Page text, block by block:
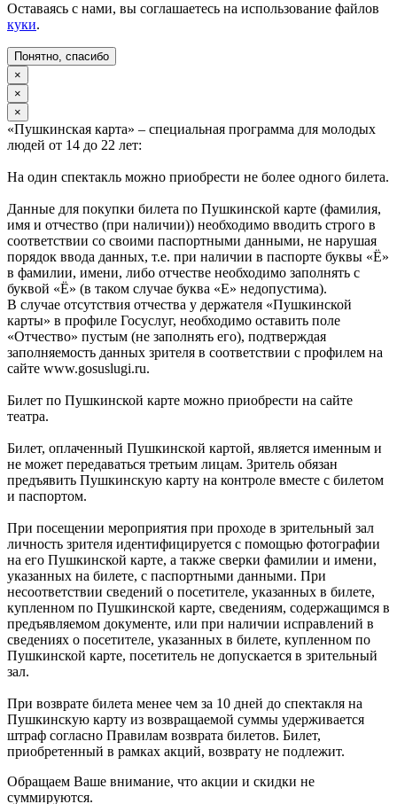
Оставаясь с нами, вы соглашаетесь на использование файлов
куки.
Понятно, спасибо
×
×
×
«Пушкинская карта» – специальная программа для молодых
людей от 14 до 22 лет:
На один спектакль можно приобрести не более одного билета.
Данные для покупки билета по Пушкинской карте (фамилия,
имя и отчество (при наличии)) необходимо вводить строго в
соответствии со своими паспортными данными, не нарушая
порядок ввода данных, т.е. при наличии в паспорте буквы «Ё»
в фамилии, имени, либо отчестве необходимо заполнять с
буквой «Ё» (в таком случае буква «Е» недопустима).
В случае отсутствия отчества у держателя «Пушкинской
карты» в профиле Госуслуг, необходимо оставить поле
«Отчество» пустым (не заполнять его), подтверждая
заполняемость данных зрителя в соответствии с профилем на
сайте www.gosuslugi.ru.
Билет по Пушкинской карте можно приобрести на сайте
театра.
Билет, оплаченный Пушкинской картой, является именным и
не может передаваться третьим лицам. Зритель обязан
предъявить Пушкинскую карту на контроле вместе с билетом
и паспортом.
При посещении мероприятия при проходе в зрительный зал
личность зрителя идентифицируется с помощью фотографии
на его Пушкинской карте, а также сверки фамилии и имени,
указанных на билете, с паспортными данными. При
несоответствии сведений о посетителе, указанных в билете,
купленном по Пушкинской карте, сведениям, содержащимся в
предъявляемом документе, или при наличии исправлений в
сведениях о посетителе, указанных в билете, купленном по
Пушкинской карте, посетитель не допускается в зрительный
зал.
При возврате билета менее чем за 10 дней до спектакля на
Пушкинскую карту из возвращаемой суммы удерживается
штраф согласно Правилам возврата билетов. Билет,
приобретенный в рамках акций, возврату не подлежит.
Обращаем Ваше внимание, что акции и скидки не
суммируются.